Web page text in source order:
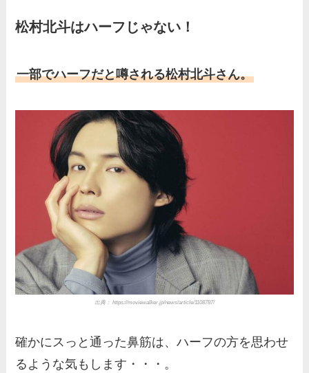
など家族もまとめた！
成や父・片岡達也、兄弟につ
梅澤廉アナの父親・母親の職
業や経歴を調査！兄弟や実家
の家族もまとめ！
伊藤海彦の兄弟は弟の夏彦！
実家の両親など家族情報も全
部まとめた！
松村北斗はハーフじゃない！
一部でハーフだと噂される松村北斗さん。
出典： https://moviewalker.jp/news/article/1108787/
確かにスっと通った鼻筋は、ハーフの方を思わせ
るような気もします・・・。